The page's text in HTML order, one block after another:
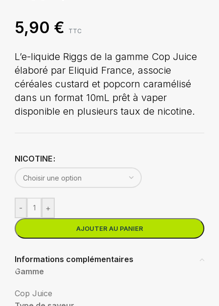
5,90 € TTC
L’e-liquide Riggs de la gamme Cop Juice
élaboré par Eliquid France, associe
céréales custard et popcorn caramélisé
dans un format 10mL prêt à vaper
disponible en plusieurs taux de nicotine.
NICOTINE
- +
AJOUTER AU PANIER
Informations complémentaires
Gamme
Cop Juice